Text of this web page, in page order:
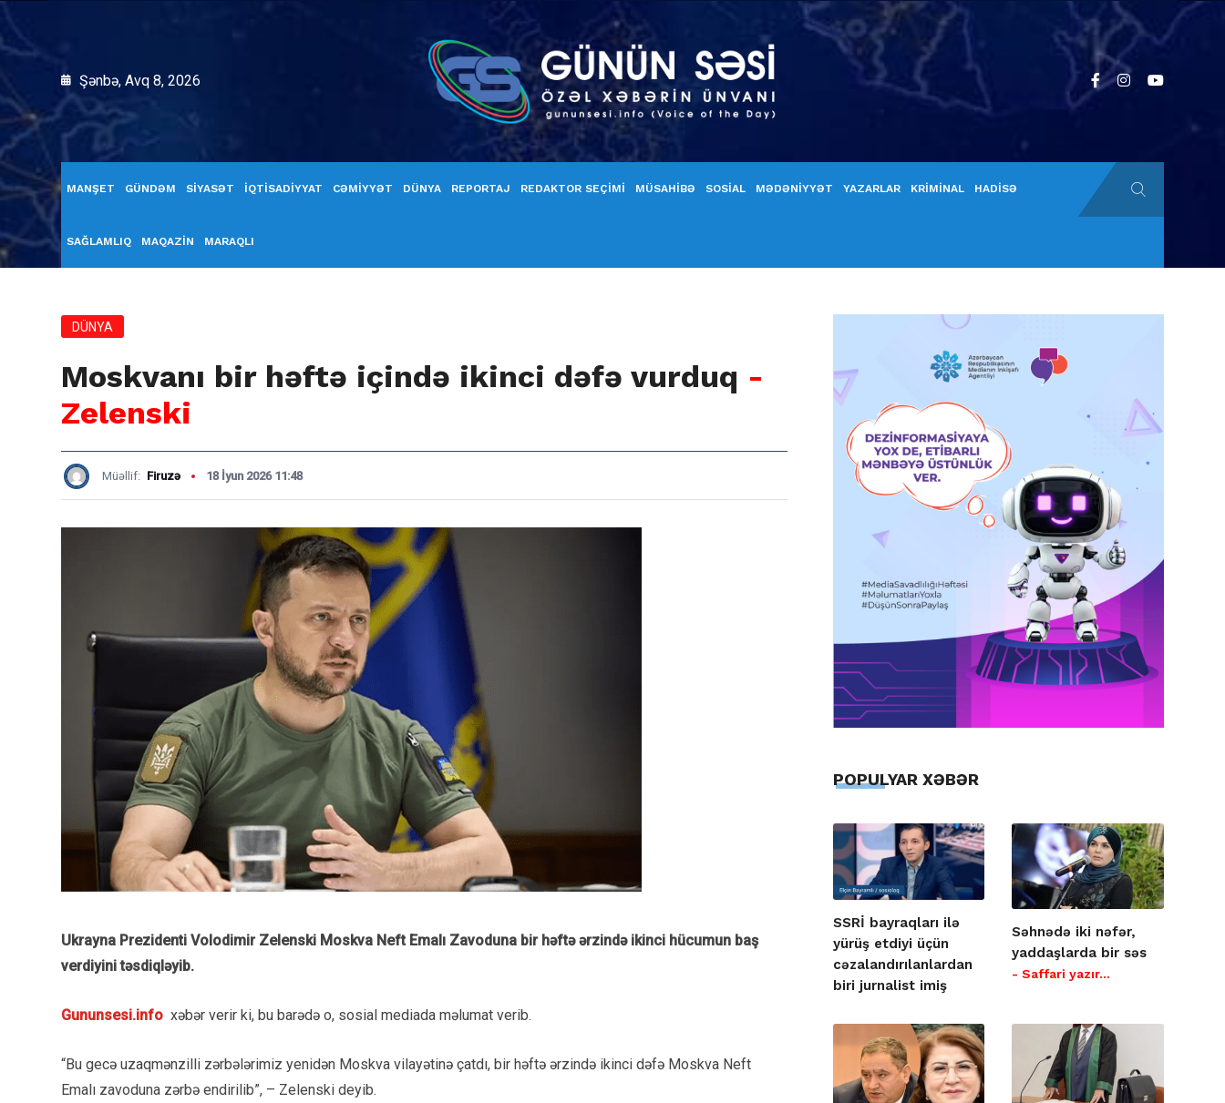
Şənbə, Avq 8, 2026
MANŞET GÜNDƏM SİYASƏT İQTİSADİYYAT CƏMİYYƏT DÜNYA REPORTAJ REDAKTOR SEÇİMİ MÜSAHİBƏ SOSİAL MƏDƏNİYYƏT YAZARLAR KRİMİNAL HADİSƏ
SAĞLAMLIQ MAQAZİN MARAQLI
DÜNYA
Moskvanı bir həftə içində ikinci dəfə vurduq -
Zelenski
Müəllif: Firuzə 18 İyun 2026 11:48
Ukrayna Prezidenti Volodimir Zelenski Moskva Neft Emalı Zavoduna bir həftə ərzində ikinci hücumun baş
verdiyini təsdiqləyib.
Gununsesi.info xəbər verir ki, bu barədə o, sosial mediada məlumat verib.
“Bu gecə uzaqmənzilli zərbələrimiz yenidən Moskva vilayətinə çatdı, bir həftə ərzində ikinci dəfə Moskva Neft
Emalı zavoduna zərbə endirilib”, – Zelenski deyib.
POPULYAR XƏBƏR
SSRİ bayraqları ilə
yürüş etdiyi üçün
cəzalandırılanlardan
biri jurnalist imiş
Səhnədə iki nəfər,
yaddaşlarda bir səs
- Saffari yazır…